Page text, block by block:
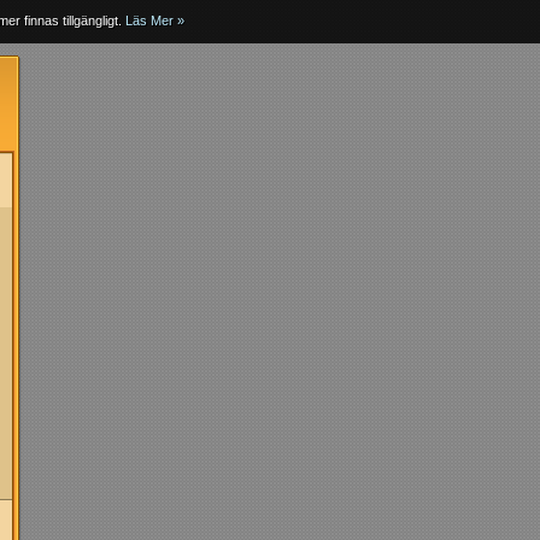
finnas tillgängligt. Läs Mer »